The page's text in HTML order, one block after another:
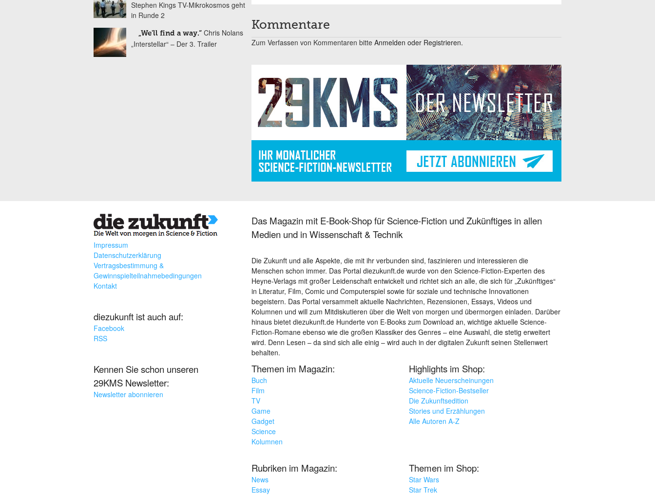
Kommentare
Zum Verfassen von Kommentaren bitte Anmelden oder Registrieren.
Stephen Kings TV-Mikrokosmos geht
in Runde 2
„We'll find a way.“ Chris Nolans
„Interstellar“ – Der 3. Trailer
Impressum
Datenschutzerklärung
Vertragsbestimmung &
Gewinnspielteilnahmebedingungen
Kontakt
diezukunft ist auch auf:
Facebook
RSS
Kennen Sie schon unseren
29KMS Newsletter:
Newsletter abonnieren
Das Magazin mit E-Book-Shop für Science-Fiction und Zukünftiges in allen
Medien und in Wissenschaft & Technik
Die Zukunft und alle Aspekte, die mit ihr verbunden sind, faszinieren und interessieren die
Menschen schon immer. Das Portal diezukunft.de wurde von den Science-Fiction-Experten des
Heyne-Verlags mit großer Leidenschaft entwickelt und richtet sich an alle, die sich für „Zukünftiges“
in Literatur, Film, Comic und Computerspiel sowie für soziale und technische Innovationen
begeistern. Das Portal versammelt aktuelle Nachrichten, Rezensionen, Essays, Videos und
Kolumnen und will zum Mitdiskutieren über die Welt von morgen und übermorgen einladen. Darüber
hinaus bietet diezukunft.de Hunderte von E-Books zum Download an, wichtige aktuelle Science-
Fiction-Romane ebenso wie die großen Klassiker des Genres – eine Auswahl, die stetig erweitert
wird. Denn Lesen – da sind sich alle einig – wird auch in der digitalen Zukunft seinen Stellenwert
behalten.
Themen im Magazin:
Buch
Film
TV
Game
Gadget
Science
Kolumnen
Highlights im Shop:
Aktuelle Neuerscheinungen
Science-Fiction-Bestseller
Die Zukunftsedition
Stories und Erzählungen
Alle Autoren A-Z
Rubriken im Magazin:
News
Essay
Themen im Shop:
Star Wars
Star Trek